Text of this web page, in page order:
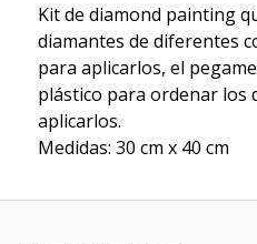
Kit de diamond painting
diamantes de diferentes
para aplicarlos, el
plástico para ordenar los
aplicarlos.
Medidas: 30 cm x 40 cm